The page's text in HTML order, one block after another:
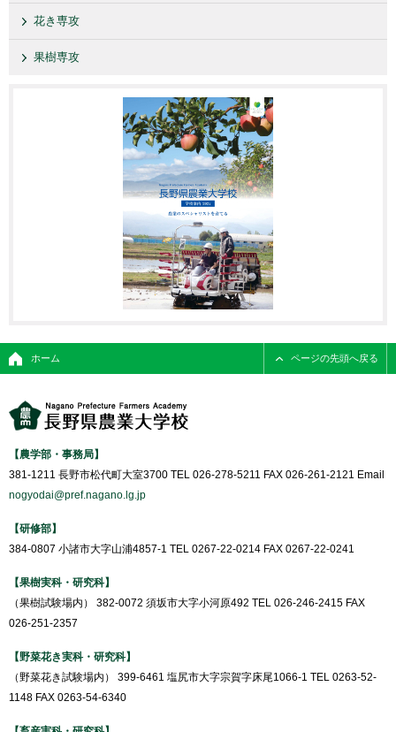
花き専攻
果樹専攻
ホーム ページの先頭へ戻る
【農学部・事務局】
381-1211 長野市松代町大室3700 TEL 026-278-5211 FAX 026-261-2121 Email
nogyodai@pref.nagano.lg.jp
【研修部】
384-0807 小諸市大字山浦4857-1 TEL 0267-22-0214 FAX 0267-22-0241
【果樹実科・研究科】
（果樹試験場内） 382-0072 須坂市大字小河原492 TEL 026-246-2415 FAX
026-251-2357
【野菜花き実科・研究科】
（野菜花き試験場内） 399-6461 塩尻市大字宗賀字床尾1066-1 TEL 0263-52-
1148 FAX 0263-54-6340